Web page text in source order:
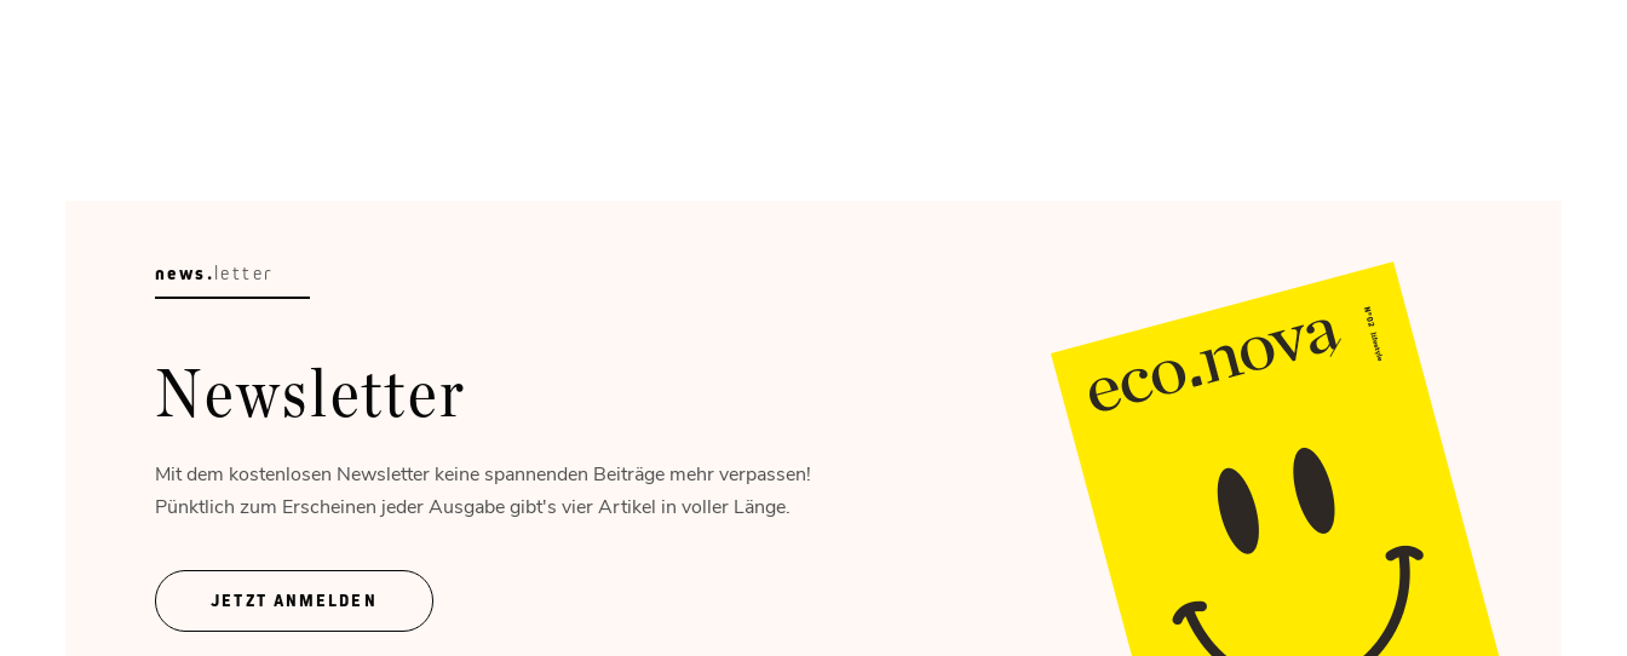
news.letter
Newsletter
Mit dem kostenlosen Newsletter keine spannenden Beiträge mehr verpassen!
Pünktlich zum Erscheinen jeder Ausgabe gibt's vier Artikel in voller Länge.
JETZT ANMELDEN